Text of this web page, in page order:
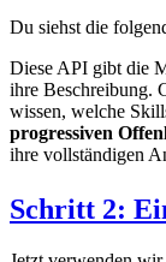
Du siehst die
Diese API gibt die
ihre Beschreibung.
wissen, welche
progressiven
ihre vollständigen
Schritt 2: